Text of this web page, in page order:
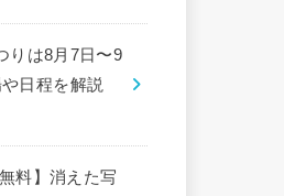
りは8月7日〜9
日程を解説
料】消えた写